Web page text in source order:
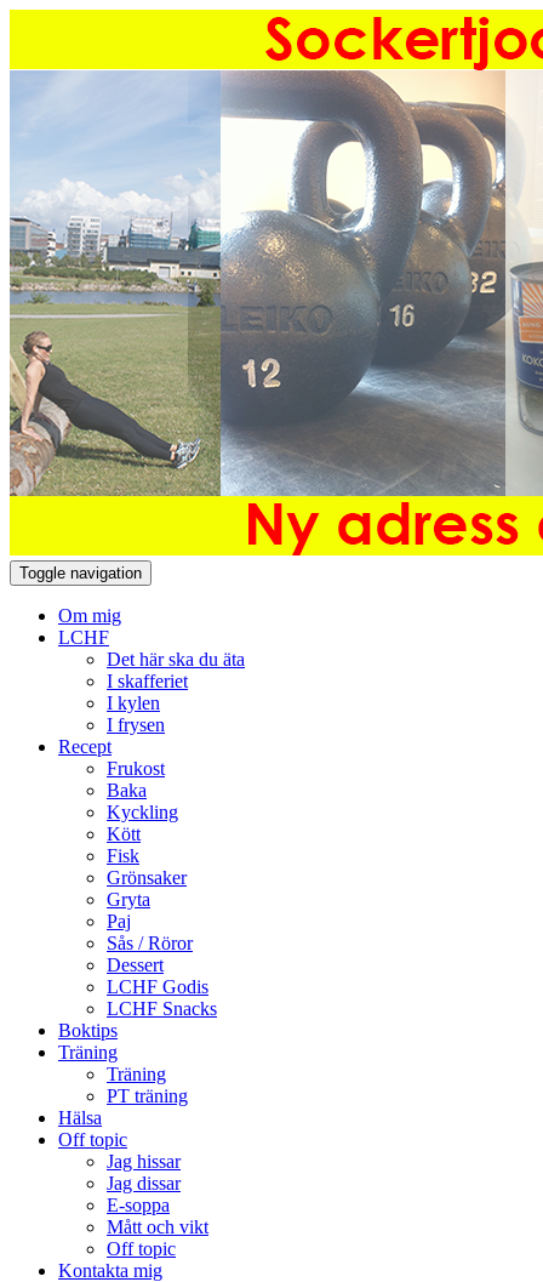
Toggle navigation
Om mig
LCHF
Det här ska du äta
I skafferiet
I kylen
I frysen
Recept
Frukost
Baka
Kyckling
Kött
Fisk
Grönsaker
Gryta
Paj
Sås / Röror
Dessert
LCHF Godis
LCHF Snacks
Boktips
Träning
Träning
PT träning
Hälsa
Off topic
Jag hissar
Jag dissar
E-soppa
Mått och vikt
Off topic
Kontakta mig